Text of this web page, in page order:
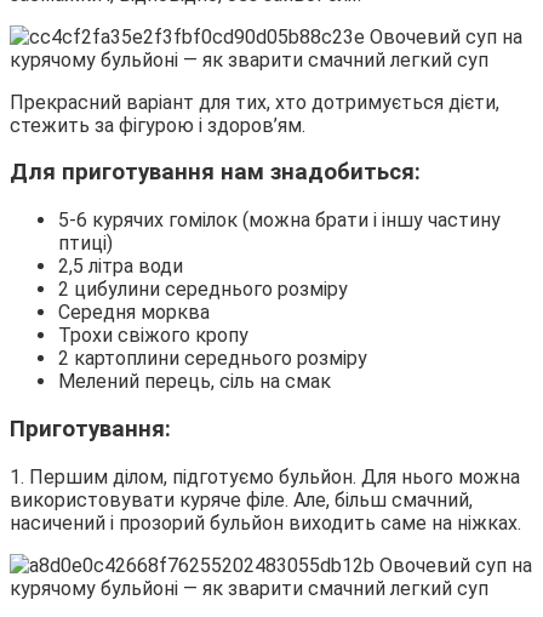
Прекрасний варіант для тих, хто дотримується дієти,
стежить за фігурою і здоров’ям.
Для приготування нам знадобиться:
5-6 курячих гомілок (можна брати і іншу частину
птиці)
2,5 літра води
2 цибулини середнього розміру
Середня морква
Трохи свіжого кропу
2 картоплини середнього розміру
Мелений перець, сіль на смак
Приготування:
1. Першим ділом, підготуємо бульйон. Для нього можна
використовувати куряче філе. Але, більш смачний,
насичений і прозорий бульйон виходить саме на ніжках.